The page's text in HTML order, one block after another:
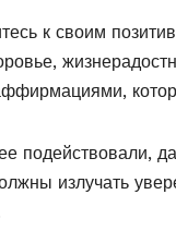
к своим
подействовали,
излучать